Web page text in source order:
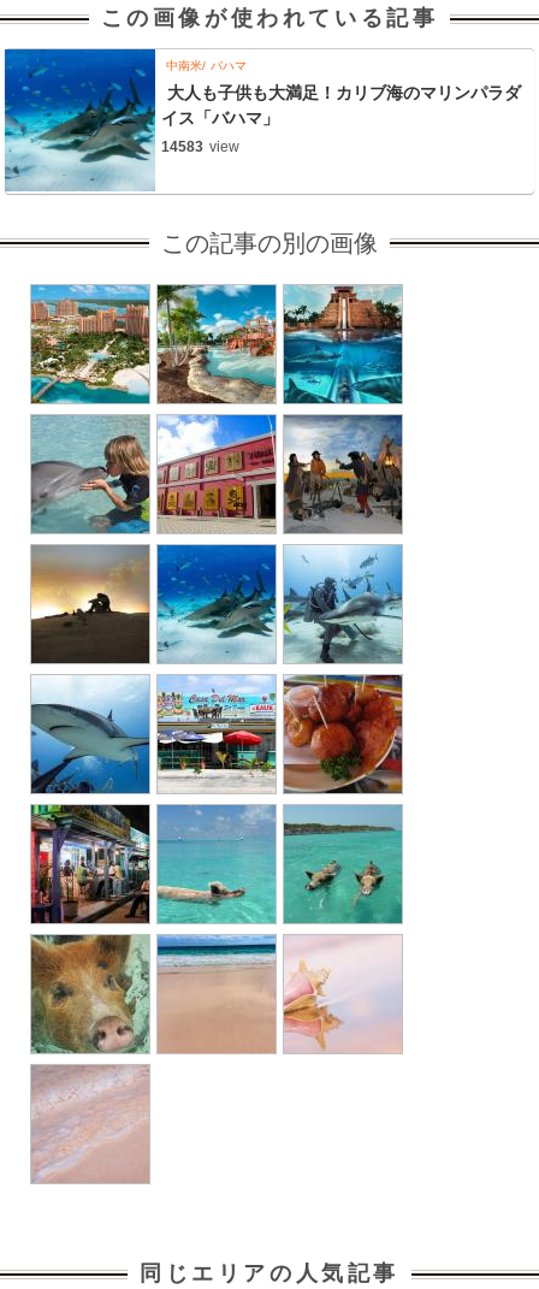
この画像が使われている記事
中南米 バハマ
大人も子供も大満足！カリブ海のマリンパラダ
イス「バハマ」
14583 view
この記事の別の画像
同じエリアの人気記事